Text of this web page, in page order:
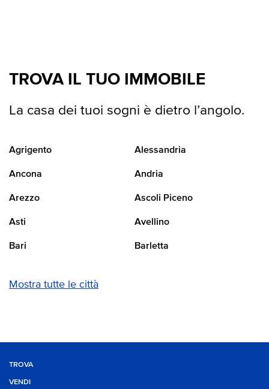
TROVA IL TUO IMMOBILE
La casa dei tuoi sogni è dietro l’angolo.
Agrigento Alessandria
Ancona Andria
Arezzo Ascoli Piceno
Asti Avellino
Bari Barletta
Mostra tutte le città
TROVA
VENDI